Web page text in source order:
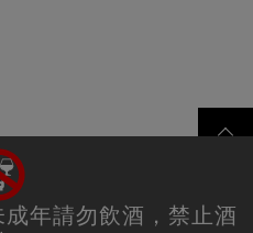
年請勿飲酒，禁止酒